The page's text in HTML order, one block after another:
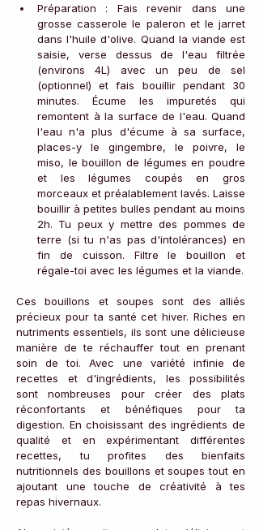
Préparation : Fais revenir dans une
grosse casserole le paleron et le jarret
dans l'huile d'olive. Quand la viande est
saisie, verse dessus de l'eau filtrée
(environs 4L) avec un peu de sel
(optionnel) et fais bouillir pendant 30
minutes. Écume les impuretés qui
remontent à la surface de l'eau. Quand
l'eau n'a plus d'écume à sa surface,
places-y le gingembre, le poivre, le
miso, le bouillon de légumes en poudre
et les légumes coupés en gros
morceaux et préalablement lavés. Laisse
bouillir à petites bulles pendant au moins
2h. Tu peux y mettre des pommes de
terre (si tu n'as pas d'intolérances) en
fin de cuisson. Filtre le bouillon et
régale-toi avec les légumes et la viande.
Ces bouillons et soupes sont des alliés
précieux pour ta santé cet hiver. Riches en
nutriments essentiels, ils sont une délicieuse
manière de te réchauffer tout en prenant
soin de toi. Avec une variété infinie de
recettes et d'ingrédients, les possibilités
sont nombreuses pour créer des plats
réconfortants et bénéfiques pour ta
digestion. En choisissant des ingrédients de
qualité et en expérimentant différentes
recettes, tu profites des bienfaits
nutritionnels des bouillons et soupes tout en
ajoutant une touche de créativité à tes
repas hivernaux.